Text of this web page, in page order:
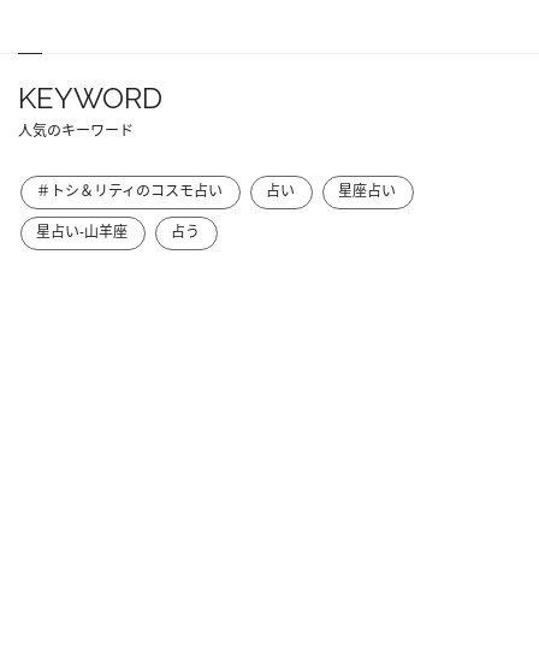
KEYWORD
人気のキーワード
＃トシ＆リティのコスモ占い 占い
星座占い
星占い-山羊座
占う